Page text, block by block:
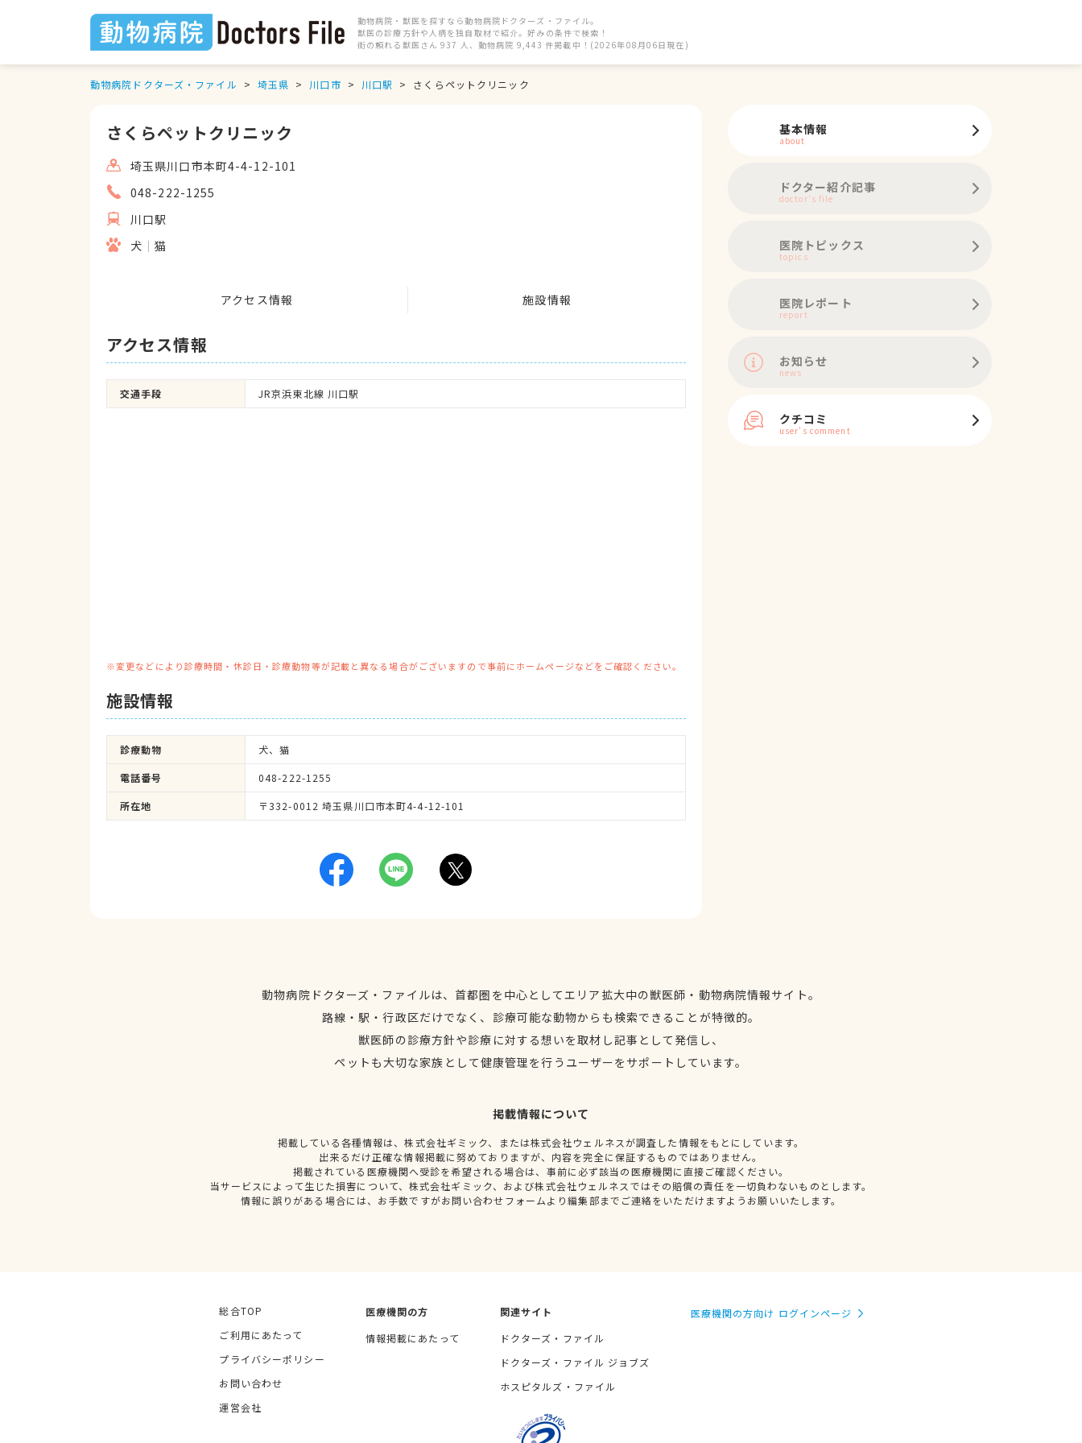
動物病院・獣医を探すなら動物病院ドクターズ・ファイル。
獣医の診療方針や人柄を独自取材で紹介。好みの条件で検索！
街の頼れる獣医さん 937 人、動物病院 9,443 件掲載中！(2026年08月06日現在)
動物病院ドクターズ・ファイル 埼玉県 川口市 川口駅 さくらペットクリニック
さくらペットクリニック
埼玉県川口市本町4-4-12-101
048-222-1255
川口駅
犬
猫
アクセス情報 施設情報
アクセス情報
交通手段 JR京浜東北線 川口駅
※変更などにより診療時間・休診日・診療動物等が記載と異なる場合がございますので事前にホームページなどをご確認ください。
施設情報
診療動物 犬、猫
電話番号 048-222-1255
所在地 〒332-0012 埼玉県川口市本町4-4-12-101
基本情報
about
ドクター紹介記事
doctor's file
医院トピックス
topics
医院レポート
report
お知らせ
news
クチコミ
user's comment
動物病院ドクターズ・ファイルは、首都圏を中心としてエリア拡大中の獣医師・動物病院情報サイト。
路線・駅・行政区だけでなく、診療可能な動物からも検索できることが特徴的。
獣医師の診療方針や診療に対する想いを取材し記事として発信し、
ペットも大切な家族として健康管理を行うユーザーをサポートしています。
掲載情報について
掲載している各種情報は、株式会社ギミック、または株式会社ウェルネスが調査した情報をもとにしています。
出来るだけ正確な情報掲載に努めておりますが、内容を完全に保証するものではありません。
掲載されている医療機関へ受診を希望される場合は、事前に必ず該当の医療機関に直接ご確認ください。
当サービスによって生じた損害について、株式会社ギミック、および株式会社ウェルネスではその賠償の責任を一切負わないものとします。
情報に誤りがある場合には、お手数ですがお問い合わせフォームより編集部までご連絡をいただけますようお願いいたします。
総合TOP
ご利用にあたって
プライバシーポリシー
お問い合わせ
運営会社
医療機関の方
情報掲載にあたって
関連サイト
ドクターズ・ファイル
ドクターズ・ファイル ジョブズ
ホスピタルズ・ファイル
医療機関の方向け ログインページ